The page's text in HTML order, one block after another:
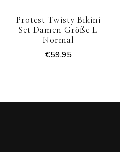
Protest Twisty Bikini
Set Damen Größe L
Normal
€59.95